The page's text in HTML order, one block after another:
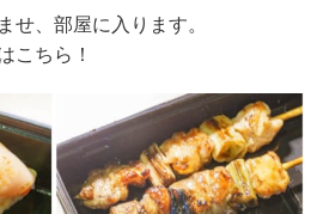
せ、部屋に入ります。
こちら！